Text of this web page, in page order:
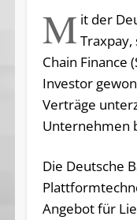
M it der
Chain Finance
Investor
Verträge
Unternehmen
Die Deutsche
Angebot für